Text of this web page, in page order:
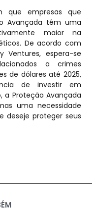
que empresas que
Avançada têm uma
maior na
De acordo com
Ventures, espera-se
a crimes
de dólares até 2025,
de investir em
a Proteção Avançada
uma necessidade
deseje proteger seus